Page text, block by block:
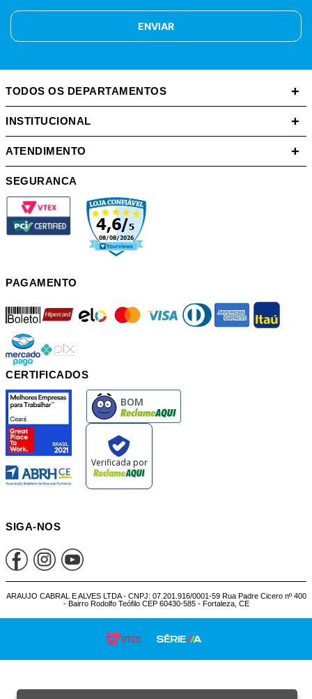
ENVIAR
TODOS OS DEPARTAMENTOS +
INSTITUCIONAL +
ATENDIMENTO +
SEGURANCA
PAGAMENTO
boleto mastercard diners american itau
mercadopago
CERTIFICADOS
SIGA-NOS
ARAUJO CABRAL E ALVES LTDA - CNPJ: 07.201.916/0001-59 Rua Padre Cicero nº 400
- Bairro Rodolfo Teófilo CEP 60430-585 - Fortaleza, CE